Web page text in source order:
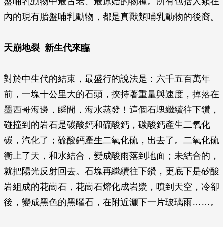
內的現有胎盤哺乳動物，都是真獸類哺乳動物的後裔。
天崩地裂 新生代來臨
對於中生代的結束，最盛行的說法是：六千五百萬年
前，一塊十公里大的石頭，挾持著重量與速度，掉落在
墨西哥海邊，瞬間，海水蒸發！這個石塊繼續往下鑽，
碰撞到的岩石是碳酸鈣和硫酸鈣，碳酸鈣產生二氧化
碳，汽化了；硫酸鈣產生二氧化硫，出去了。二氧化硫
衝上了天，和水結合，變成酸雨落到地面；未結合的，
就把陽光反射回去。石塊再繼續往下鑽，更底下是矽酸
岩組成的花崗石，花崗石熔化成岩漿，噴到天空，冷卻
後，變成黑色的黑曜石，在附近灑下一片玻璃雨……。